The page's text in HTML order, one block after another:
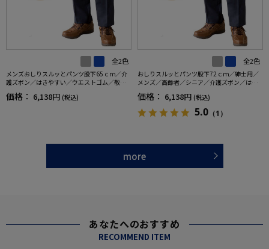
全2色
メンズおしりスルッとパンツ股下65ｃｍ／介
護ズボン／はきやすい／ウエストゴム／敬老
の日／ギフト／プレゼント【CF】
価格： 6,138円 (税込)
全2色
おしりスルッとパンツ股下72ｃｍ／紳士用／
メンズ／高齢者／シニア／介護ズボン／はき
やすい／ウエストゴム／敬老の日／ギフト／
プレゼント【CF】
価格： 6,138円 (税込)
5.0 （1）
more
あなたへのおすすめ
RECOMMEND ITEM